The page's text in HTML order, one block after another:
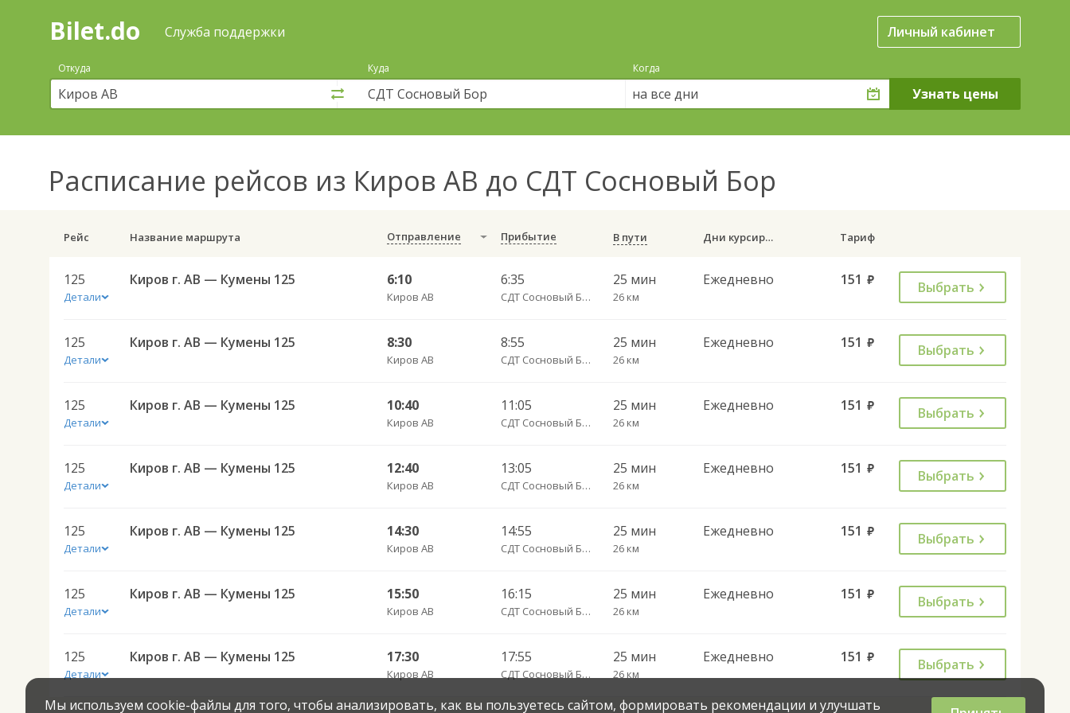
Поиск
покупка
билетов
автобус
онлайн
Bilet.do Служба поддержки Личный кабинет
Откуда Куда Когда
на все дни
Расписание рейсов из Киров АВ до СДТ Сосновый Бор
Рейс Название маршрута Отправление Прибытие В пути Дни курсирования Тариф
125
Детали
Киров г. АВ — Кумены 125 6:10
Киров АВ
6:35
СДТ Сосновый Бор
25 мин
26 км
Ежедневно 151 руб. Выбрать
125
Детали
Киров г. АВ — Кумены 125 8:30
Киров АВ
8:55
СДТ Сосновый Бор
25 мин
26 км
Ежедневно 151 руб. Выбрать
125
Детали
Киров г. АВ — Кумены 125 10:40
Киров АВ
11:05
СДТ Сосновый Бор
25 мин
26 км
Ежедневно 151 руб. Выбрать
125
Детали
Киров г. АВ — Кумены 125 12:40
Киров АВ
13:05
СДТ Сосновый Бор
25 мин
26 км
Ежедневно 151 руб. Выбрать
125
Детали
Киров г. АВ — Кумены 125 14:30
Киров АВ
14:55
СДТ Сосновый Бор
25 мин
26 км
Ежедневно 151 руб. Выбрать
125
Детали
Киров г. АВ — Кумены 125 15:50
Киров АВ
16:15
СДТ Сосновый Бор
25 мин
26 км
Ежедневно 151 руб. Выбрать
125
Детали
Киров г. АВ — Кумены 125 17:30
Киров АВ
17:55
СДТ Сосновый Бор
25 мин
26 км
Ежедневно 151 руб. Выбрать
Мы используем cookie-файлы для того, чтобы анализировать, как вы пользуетесь сайтом, формировать рекомендации и улучшать